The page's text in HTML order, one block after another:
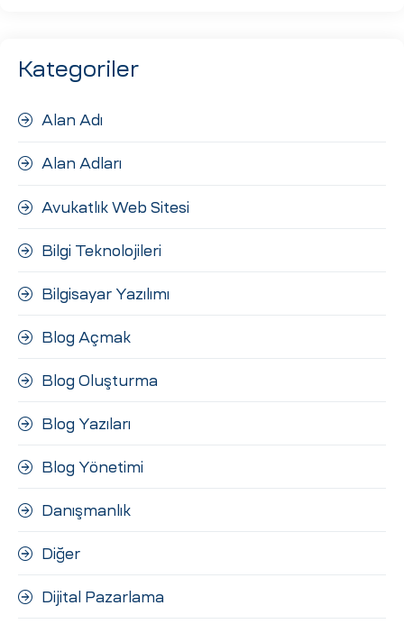
Kategoriler
Alan Adı
Alan Adları
Avukatlık Web Sitesi
Bilgi Teknolojileri
Bilgisayar Yazılımı
Blog Açmak
Blog Oluşturma
Blog Yazıları
Blog Yönetimi
Danışmanlık
Diğer
Dijital Pazarlama